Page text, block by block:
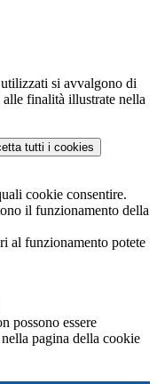
si avvalgono di
finalità illustrate nella
tutti i cookies
cookie consentire.
il funzionamento della
al funzionamento potete
possono essere
pagina della cookie